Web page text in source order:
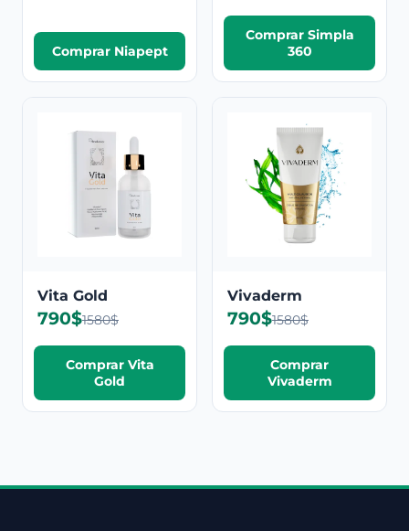
Comprar Niapept
Comprar Simpla
360
Vita Gold
790$1580$
Comprar Vita
Gold
Vivaderm
790$1580$
Comprar
Vivaderm